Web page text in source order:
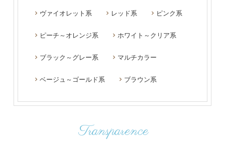
ヴァイオレット系 レッド系 ピンク系
ピーチ～オレンジ系 ホワイト～クリア系
ブラック～グレー系 マルチカラー
ベージュ～ゴールド系 ブラウン系
Transparence